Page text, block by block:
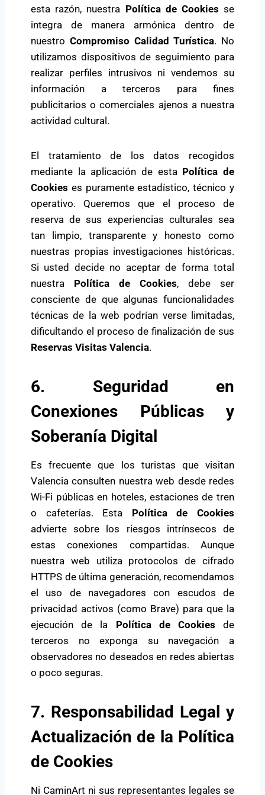
esta razón, nuestra Política de Cookies se
integra de manera armónica dentro de
nuestro Compromiso Calidad Turística. No
utilizamos dispositivos de seguimiento para
realizar perfiles intrusivos ni vendemos su
información a terceros para fines
publicitarios o comerciales ajenos a nuestra
actividad cultural.
El tratamiento de los datos recogidos
mediante la aplicación de esta Política de
Cookies es puramente estadístico, técnico y
operativo. Queremos que el proceso de
reserva de sus experiencias culturales sea
tan limpio, transparente y honesto como
nuestras propias investigaciones históricas.
Si usted decide no aceptar de forma total
nuestra Política de Cookies, debe ser
consciente de que algunas funcionalidades
técnicas de la web podrían verse limitadas,
dificultando el proceso de finalización de sus
Reservas Visitas Valencia.
6. Seguridad en
Conexiones Públicas y
Soberanía Digital
Es frecuente que los turistas que visitan
Valencia consulten nuestra web desde redes
Wi-Fi públicas en hoteles, estaciones de tren
o cafeterías. Esta Política de Cookies
advierte sobre los riesgos intrínsecos de
estas conexiones compartidas. Aunque
nuestra web utiliza protocolos de cifrado
HTTPS de última generación, recomendamos
el uso de navegadores con escudos de
privacidad activos (como Brave) para que la
ejecución de la Política de Cookies de
terceros no exponga su navegación a
observadores no deseados en redes abiertas
o poco seguras.
7. Responsabilidad Legal y
Actualización de la Política
de Cookies
Ni CaminArt ni sus representantes legales se